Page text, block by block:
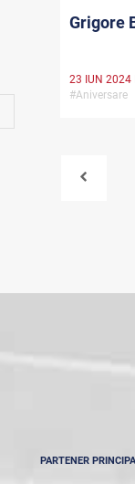
Grigore
23 IUN 2024
#Aniversare
PARTENER